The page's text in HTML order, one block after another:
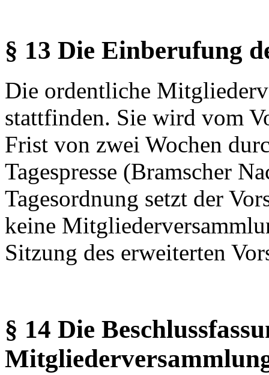
§ 13 Die Einberufung
Die ordentliche
stattfinden. Sie wird vom
Frist von zwei Wochen
Tagespresse (Bramscher
Tagesordnung setzt der
keine
Sitzung des erweiterten
§ 14 Die